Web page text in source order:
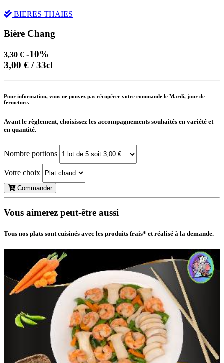
BIERES THAIES
Bière Chang
3,30 € -10%
3,00 € / 33cl
Pour information, vous ne pouvez pas récupérer votre commande le Mardi, jour de
fermeture.
Avant le règlement, choisissez les accompagnements souhaités en variété et
en quantité.
Nombre portions
Votre choix
Commander
Vous aimerez peut-être aussi
Tous nos plats sont cuisinés avec les produits frais* et réalisé à la demande.